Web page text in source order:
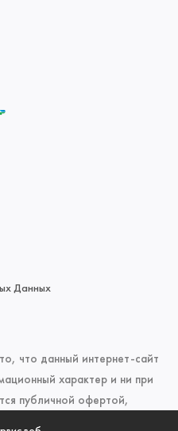
Данных
что данный интернет-сайт
характер и ни при
публичной офертой,